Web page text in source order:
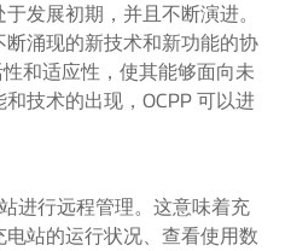
发展初期，并且不断演进。
涌现的新技术和新功能的协
和适应性，使其能够面向未
技术的出现，OCPP 可以进
进行远程管理。这意味着充
站的运行状况、查看使用数